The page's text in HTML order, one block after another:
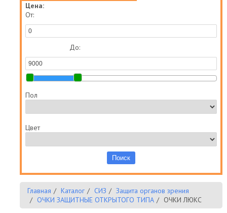
Цена:
От:
До:
Пол
Цвет
Главная Каталог СИЗ
Защита органов зрения
ОЧКИ ЗАЩИТНЫЕ ОТКРЫТОГО ТИПА
ОЧКИ ЛЮКС